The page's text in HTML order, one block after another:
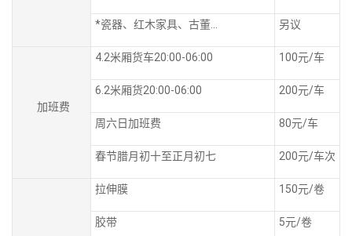
*瓷器、红木家具、古董... 另议
加班费
4.2米厢货车20:00-06:00 100元/车
6.2米厢货20:00-06:00 200元/车
周六日加班费 80元/车
春节腊月初十至正月初七 200元/车次
拉伸膜 150元/卷
胶带 5元/卷